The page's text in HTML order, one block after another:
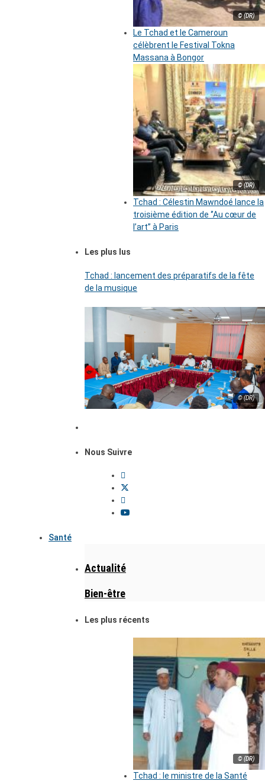
© (DR)
Le Tchad et le Cameroun
célèbrent le Festival Tokna
Massana à Bongor
© (DR)
Tchad : Célestin Mawndoé lance la
troisième édition de ‘’Au cœur de
l’art’’ à Paris
Les plus lus
Tchad : lancement des préparatifs de la fête
de la musique
© (DR)
Nous Suivre
Santé
Actualité
Bien-être
Les plus récents
© (DR)
Tchad : le ministre de la Santé